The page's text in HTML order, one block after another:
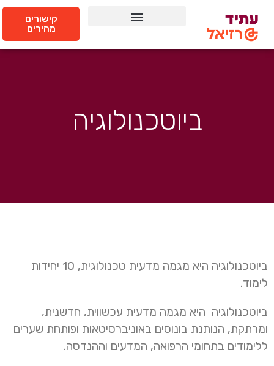
קישורים
מהירים
ביוטכנולוגיה
ביוטכנולוגיה היא מגמה מדעית טכנולוגית, 10 יחידות
לימוד.
ביוטכנולוגיה היא מגמה מדעית עכשווית, חדשנית,
ומרתקת, הנותנת בונוסים באוניברסיטאות ופותחת שערים
ללימודים בתחומי הרפואה, המדעים וההנדסה.